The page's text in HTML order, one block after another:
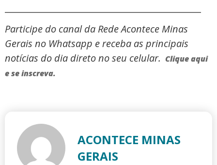
Participe do canal da Rede Acontece Minas
Gerais no Whatsapp e receba as principais
notícias do dia direto no seu celular. Clique aqui
e se inscreva.
ACONTECE MINAS
GERAIS